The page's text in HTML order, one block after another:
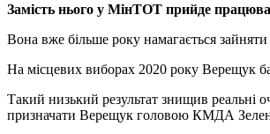
Замість нього у МінТОТ прийде
Вона вже більше року намагається
На місцевих виборах 2020 року Верещук
Такий низький результат знищив
призначати Верещук головою КМДА